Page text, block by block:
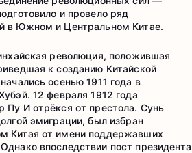
и провело ряд
в Южном и Центральном Китае.
революция, положившая
к созданию Китайской
осенью 1911 года в
12 февраля 1912 года
Пу И отрёкся от престола. Сунь
эмиграции, был избран
Китая от имени поддержавших
впоследствии пост президента